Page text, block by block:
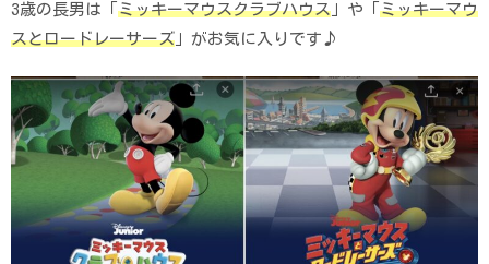
3歳の長男は「 ミッキーマウスクラブハウス 」や「 ミッキーマウ
スとロードレーサーズ 」がお気に入りです♪